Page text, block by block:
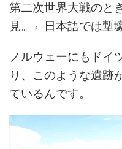
第二次世界大戦のと
見。←日本語では塹
ノルウェーにもドイ
り、このような遺跡
ているんです。